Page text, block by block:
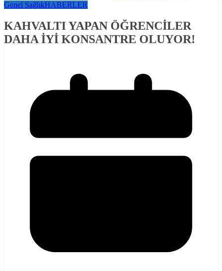
Genel SağlıkHABERLER
KAHVALTI YAPAN ÖĞRENCİLER
DAHA İYİ KONSANTRE OLUYOR!